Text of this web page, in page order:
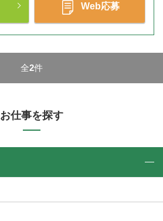
Web応募
全2件
お仕事を探す